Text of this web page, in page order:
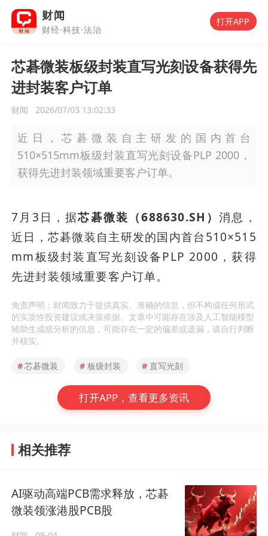
财闻
财经·科技·法治
打开APP
芯碁微装板级封装直写光刻设备获得先
进封装客户订单
财闻 2026/07/03 13:02:33
近日，芯碁微装自主研发的国内首台
510×515mm板级封装直写光刻设备PLP 2000，
获得先进封装领域重要客户订单。
7月3日，据芯碁微装（688630.SH）消息，
近日，芯碁微装自主研发的国内首台510×515
mm板级封装直写光刻设备PLP 2000，获得
先进封装领域重要客户订单。
免责声明：财闻致力于提供真实、准确的信息，但不构成任何形式
的实质性投资建议或决策依据。文章中可能存在涉及人工智能模型
辅助生成或分析的信息，可能存在一定的偏差或遗漏，请自行判断
并核实。
#芯碁微装 # 板级封装 # 直写光刻
打开APP，查看更多资讯
相关推荐
AI驱动高端PCB需求释放，芯碁
微装领涨港股PCB股